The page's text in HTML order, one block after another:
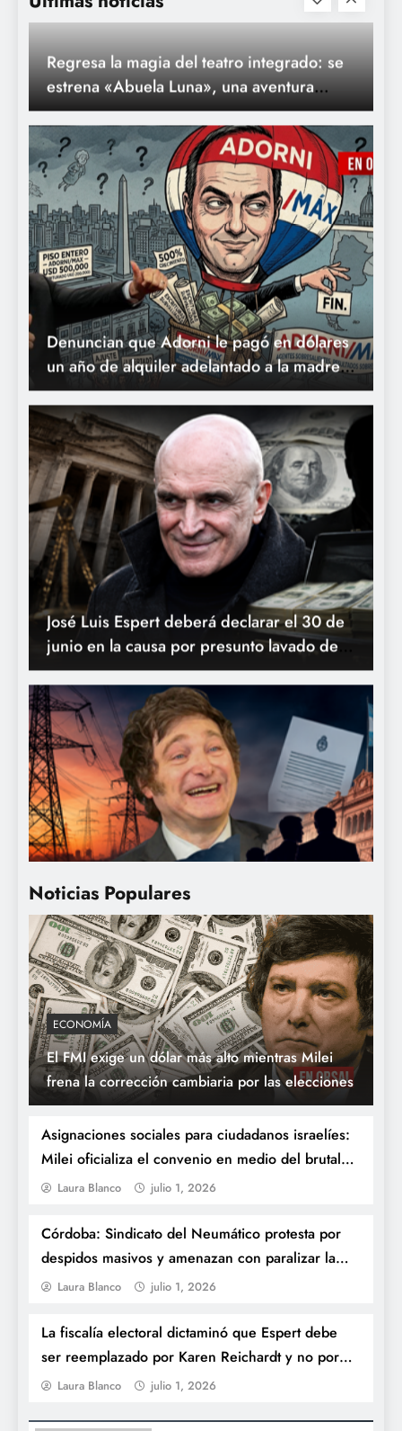
Noticias Populares
ECONOMÍA
El FMI exige un dólar más alto mientras Milei
frena la corrección cambiaria por las elecciones
Asignaciones sociales para ciudadanos israelíes:
Milei oficializa el convenio en medio del brutal
ajusteLaura Blanco julio 1, 2026
Córdoba: Sindicato del Neumático protesta por
despidos masivos y amenazan con paralizar la
ciudad
Laura Blanco julio 1, 2026
La fiscalía electoral dictaminó que Espert debe
ser reemplazado por Karen Reichardt y no por
Santilli
Laura Blanco julio 1, 2026
espacial y ecológica para toda la familia
Denuncian que Adorni le pagó en dólares
un año de alquiler adelantado a la madre
en un country
José Luis Espert deberá declarar el 30 de
junio en la causa por presunto lavado de
activos
Los Neuss avanzan sobre la red eléctrica:
una resolución oficial vuelve a exponer a
los empresarios favorecidos por las
Endeudarse para gobernar: Milei habilita
otros USD 5.000 millones bajo
jurisdicción de Nueva York
CUARTO OSCURO: El viaje psicodélico y
rockero del conurbano que llega al Cine